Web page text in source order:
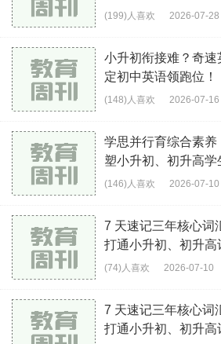
语分
(199)人喜欢 2026-07-28
小升初衔接难？奇
定初中英语领跑位！
(148)人喜欢 2026-07-16
学思并行育综合素
塑小升初、初升高
(146)人喜欢 2026-07-10
7 天速记三年核心词
打通小升初、初升高
(74)人喜欢 2026-07-10
7 天速记三年核心词
打通小升初、初升高